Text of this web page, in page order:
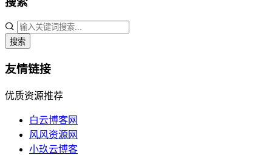
搜索
友情链接
优质资源推荐
白云博客网
风风资源网
小玖云博客